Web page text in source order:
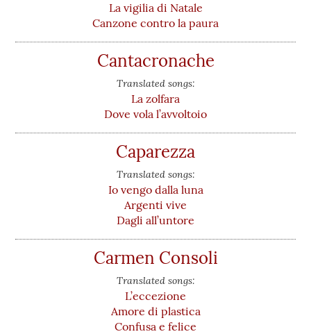
La vigilia di Natale
Canzone contro la paura
Cantacronache
Translated songs:
La zolfara
Dove vola l’avvoltoio
Caparezza
Translated songs:
Io vengo dalla luna
Argenti vive
Dagli all’untore
Carmen Consoli
Translated songs:
L’eccezione
Amore di plastica
Confusa e felice